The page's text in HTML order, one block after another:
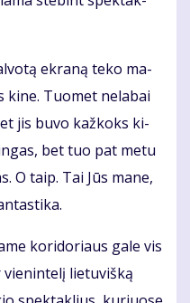
ek­ra­ną te­ko ma­
ki­ne. Tuo­met ne­la­bai
jis bu­vo kaž­koks ki­
bet tuo pat me­tu
O taip. Tai Jūs ma­ne,
ko­ri­do­riaus ga­le vis
lie­tu­viš­ką